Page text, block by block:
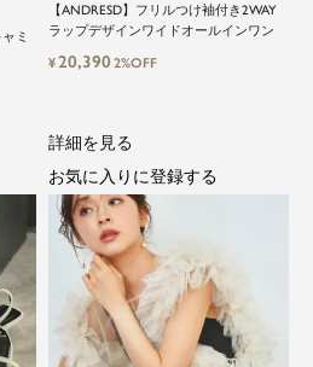
ミ
【ANDRESD】フリルつけ袖付き2WAY
ラップデザインワイドオールインワン
¥20,3902%OFF
詳細を見る
お気に入りに登録する